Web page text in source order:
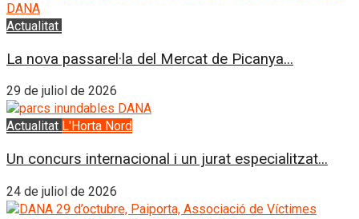
Actualitat
La nova passarel·la del Mercat de Picanya...
29 de juliol de 2026
Actualitat L'Horta Nord
Un concurs internacional i un jurat especialitzat...
24 de juliol de 2026